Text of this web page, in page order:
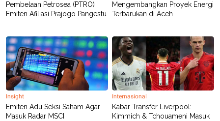
D
N
G
G
A
N
A
N
C
E
T
A
N
E
R
J
A
E
M
I
T
E
N
Pembelaan Petrosea (PTRO)
Emiten Afiliasi Prajogo Pangestu
Mengembangkan Proyek Energi
Terbarukan di Aceh
Insight
Emiten Adu Seksi Saham Agar
Masuk Radar MSCI
Internasional
Kabar Transfer Liverpool:
Kimmich & Tchouameni Masuk